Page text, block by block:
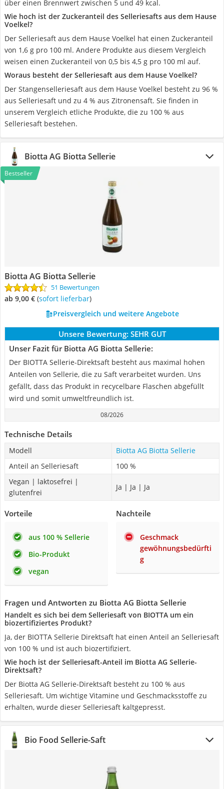
über einen Brennwert zwischen 5 und 49 kcal.
Wie hoch ist der Zuckeranteil des Selleriesafts aus dem Hause
Voelkel?
Der Selleriesaft aus dem Hause Voelkel hat einen Zuckeranteil
von 1,6 g pro 100 ml. Andere Produkte aus diesem Vergleich
weisen einen Zuckeranteil von 0,5 bis 4,5 g pro 100 ml auf.
Woraus besteht der Selleriesaft aus dem Hause Voelkel?
Der Stangenselleriesaft aus dem Hause Voelkel besteht zu 96 %
aus Selleriesaft und zu 4 % aus Zitronensaft. Sie finden in
unserem Vergleich etliche Produkte, die zu 100 % aus
Selleriesaft bestehen.
‎Biotta AG Biotta Sellerie
Bestseller
‎Biotta AG Biotta Sellerie
51 Bewertungen
ab 9,00 € ( Sofort lieferbar)
Preisvergleich und weitere Angebote
Unsere Bewertung: SEHR GUT
Unser Fazit für ‎Biotta AG Biotta Sellerie:
Der BIOTTA Sellerie-Direktsaft besteht aus maximal hohen
Anteilen von Sellerie, die zu Saft verarbeitet wurden. Uns
gefällt, dass das Produkt in recycelbare Flaschen abgefüllt
wird und somit umweltfreundlich ist.
08/2026
Technische Details
Modell
‎Biotta AG Biotta Sellerie
Anteil an Selleriesaft
100 %
Vegan | laktosefrei |
glutenfrei
Ja | Ja | Ja
Vorteile
aus 100 % Sellerie
Bio-Produkt
vegan
Nachteile
Geschmack
gewöhnungsbedürfti
g
Fragen und Antworten zu ‎Biotta AG Biotta Sellerie
Handelt es sich bei dem Selleriesaft von BIOTTA um ein
biozertifiziertes Produkt?
Ja, der BIOTTA Sellerie Direktsaft hat einen Anteil an Selleriesaft
von 100 % und ist auch biozertifiziert.
Wie hoch ist der Selleriesaft-Anteil im Biotta AG Sellerie-
Direktsaft?
Der Biotta AG Sellerie-Direktsaft besteht zu 100 % aus
Selleriesaft. Um wichtige Vitamine und Geschmacksstoffe zu
erhalten, wurde dieser Selleriesaft kaltgepresst.
Bio Food Sellerie-Saft